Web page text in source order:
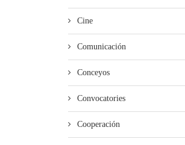
Cine
Comunicación
Conceyos
Convocatories
Cooperación